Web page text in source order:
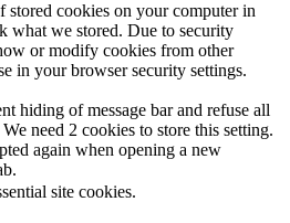
cookies on your computer in
what we stored. Due to security
or modify cookies from other
in your browser security settings.
hiding of message bar and refuse all
need 2 cookies to store this setting.
again when opening a new
site cookies.